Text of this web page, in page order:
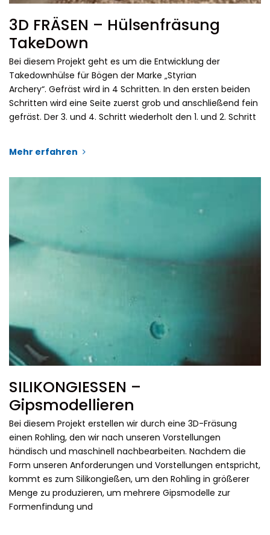
3D FRÄSEN – Hülsenfräsung
TakeDown
Bei diesem Projekt geht es um die Entwicklung der
Takedownhülse für Bögen der Marke „Styrian
Archery“. Gefräst wird in 4 Schritten. In den ersten beiden
Schritten wird eine Seite zuerst grob und anschließend fein
gefräst. Der 3. und 4. Schritt wiederholt den 1. und 2. Schritt
Mehr erfahren
SILIKONGIESSEN –
Gipsmodellieren
Bei diesem Projekt erstellen wir durch eine 3D-Fräsung
einen Rohling, den wir nach unseren Vorstellungen
händisch und maschinell nachbearbeiten. Nachdem die
Form unseren Anforderungen und Vorstellungen entspricht,
kommt es zum Silikongießen, um den Rohling in größerer
Menge zu produzieren, um mehrere Gipsmodelle zur
Formenfindung und